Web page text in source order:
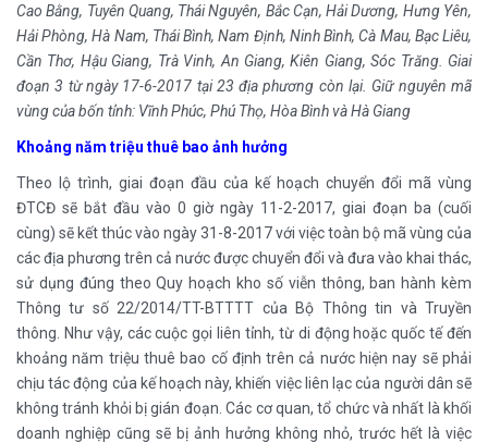
Cao Bằng, Tuyên Quang, Thái Nguyên, Bắc Cạn, Hải Dương, Hưng Yên,
Hải Phòng, Hà Nam, Thái Bình, Nam Định, Ninh Bình, Cà Mau, Bạc Liêu,
Cần Thơ, Hậu Giang, Trà Vinh, An Giang, Kiên Giang, Sóc Trăng. Giai
đoạn 3 từ ngày 17-6-2017 tại 23 địa phương còn lại. Giữ nguyên mã
vùng của bốn tỉnh: Vĩnh Phúc, Phú Thọ, Hòa Bình và Hà Giang
Khoảng năm triệu thuê bao ảnh hưởng
Theo lộ trình, giai đoạn đầu của kế hoạch chuyển đổi mã vùng
ĐTCĐ sẽ bắt đầu vào 0 giờ ngày 11-2-2017, giai đoạn ba (cuối
cùng) sẽ kết thúc vào ngày 31-8-2017 với việc toàn bộ mã vùng của
các địa phương trên cả nước được chuyển đổi và đưa vào khai thác,
sử dụng đúng theo Quy hoạch kho số viễn thông, ban hành kèm
Thông tư số 22/2014/TT-BTTTT của Bộ Thông tin và Truyền
thông. Như vậy, các cuộc gọi liên tỉnh, từ di động hoặc quốc tế đến
khoảng năm triệu thuê bao cố định trên cả nước hiện nay sẽ phải
chịu tác động của kế hoạch này, khiến việc liên lạc của người dân sẽ
không tránh khỏi bị gián đoạn. Các cơ quan, tổ chức và nhất là khối
doanh nghiệp cũng sẽ bị ảnh hưởng không nhỏ, trước hết là việc